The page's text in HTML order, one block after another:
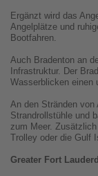
Ergänzt wird das
Angelplätze und
Bootfahren.
Auch Bradenton an
Infrastruktur. Der
Wasserblicken einen
An den Stränden von
Strandrollstühle und
zum Meer.
Trolley oder die Gulf
Greater Fort